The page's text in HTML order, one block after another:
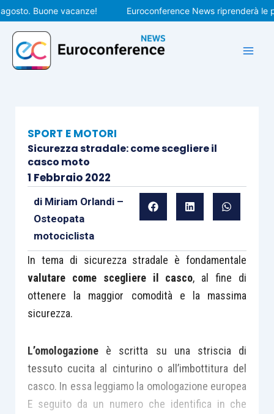
Vai
al
contenuto
Buone vacanze! Euroconference News riprenderà le
SPORT E MOTORI
Sicurezza stradale: come scegliere il
casco moto
1 Febbraio 2022
di Miriam Orlandi –
Osteopata
motociclista
In tema di sicurezza stradale è fondamentale
valutare come scegliere il casco, al fine di
ottenere la maggior comodità e la massima
sicurezza.
L’omologazioneè scritta su una striscia di
tessuto cucita al cinturino o all’imbottitura del
casco. In essa leggiamo la omologazione europea
E seguito da un numero che identifica in che